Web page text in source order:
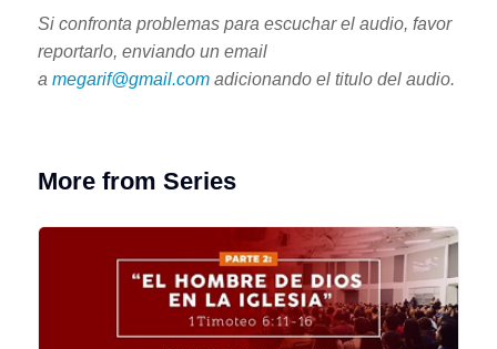
Si confronta problemas para escuchar el audio, favor
reportarlo, enviando un email
a megarif@gmail.com adicionando el titulo del audio.
More from Series